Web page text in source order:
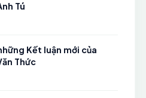
Tú
Kết luận mới của
Thức